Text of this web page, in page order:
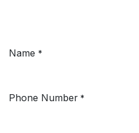
Name *
Phone Number *